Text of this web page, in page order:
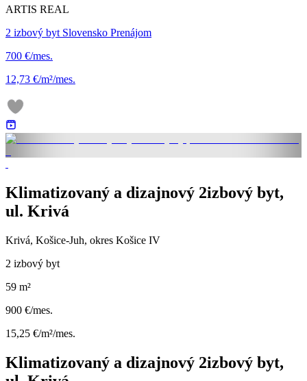
ARTIS REAL
2 izbový byt Slovensko Prenájom
700 €/mes.
12,73 €/m²/mes.
Klimatizovaný a dizajnový 2izbový byt,
ul. Krivá
Krivá, Košice-Juh, okres Košice IV
2 izbový byt
59 m²
900 €/mes.
15,25 €/m²/mes.
Klimatizovaný a dizajnový 2izbový byt,